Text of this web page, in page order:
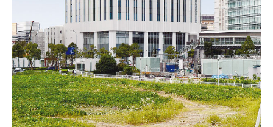
採用情報
新卒・第二新卒採用
インターンシップ
職種
教育・キャリアシステム・資格